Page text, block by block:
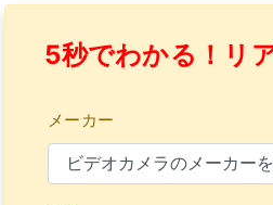
5秒でわかる！リ
メーカー